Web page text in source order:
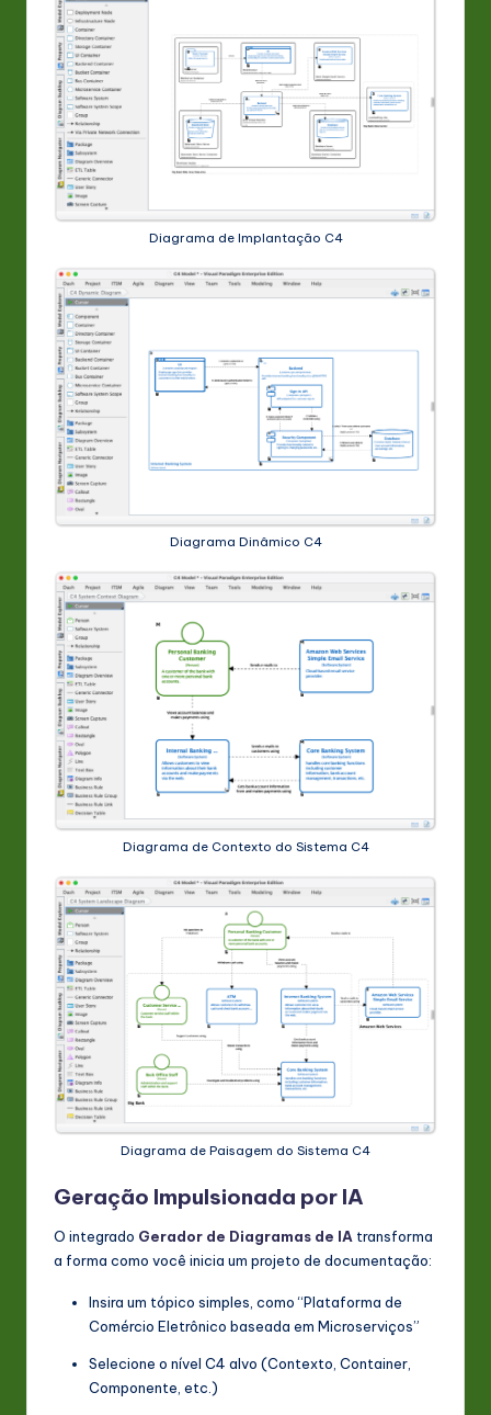
Diagrama de Implantação C4
Diagrama Dinâmico C4
Diagrama de Contexto do Sistema C4
Diagrama de Paisagem do Sistema C4
Geração Impulsionada por IA
O integrado Gerador de Diagramas de IA transforma
a forma como você inicia um projeto de documentação:
Insira um tópico simples, como “Plataforma de
Comércio Eletrônico baseada em Microserviços”
Selecione o nível C4 alvo (Contexto, Container,
Componente, etc.)